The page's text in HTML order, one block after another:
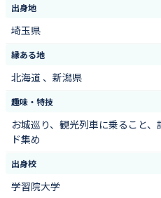
出身地
埼玉県
縁ある地
北海道 、新潟県
趣味・特技
お城巡り、観光列車に乗ること
ド集め
出身校
学習院大学